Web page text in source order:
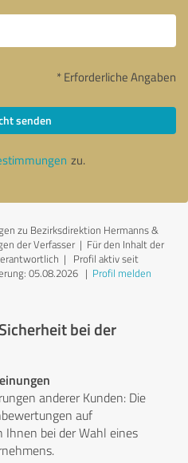
* Erforderliche Angaben
senden
zu.
zu Bezirksdirektion Hermanns &
der Verfasser | Für den Inhalt der
| Profil aktiv seit
05.08.2026| Profil melden
bei der
anderer Kunden: Die
auf
Ihnen bei der Wahl eines